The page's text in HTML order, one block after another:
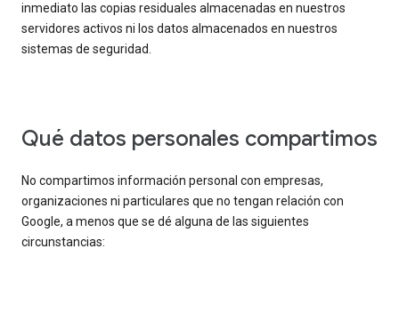
inmediato las copias residuales almacenadas en nuestros
servidores activos ni los datos almacenados en nuestros
sistemas de seguridad.
Qué datos personales compartimos
No compartimos información personal con empresas,
organizaciones ni particulares que no tengan relación con
Google, a menos que se dé alguna de las siguientes
circunstancias: